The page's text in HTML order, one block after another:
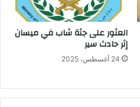
العثور على جثة شاب في ميسان
إثر حادث سير
24 أغسطس، 2025